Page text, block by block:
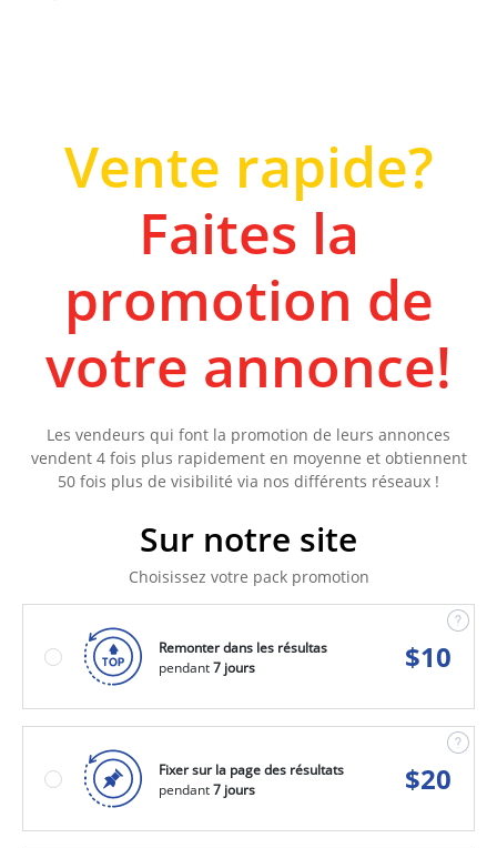
Vente rapide?
Faites la
promotion de
votre annonce!
Les vendeurs qui font la promotion de leurs annonces
vendent 4 fois plus rapidement en moyenne et obtiennent
50 fois plus de visibilité via nos différents réseaux !
Sur notre site
Choisissez votre pack promotion
Remonter dans les résultas
pendant7 jours $10
Fixer sur la page des résultats
pendant7 jours $20